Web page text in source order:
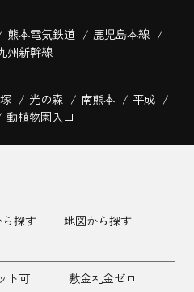
熊本電気鉄道
鹿児島本線
州新幹線
光の森 南熊本
平成
動植物園入口
探す 地図から探す
ト可
敷金礼金ゼロ